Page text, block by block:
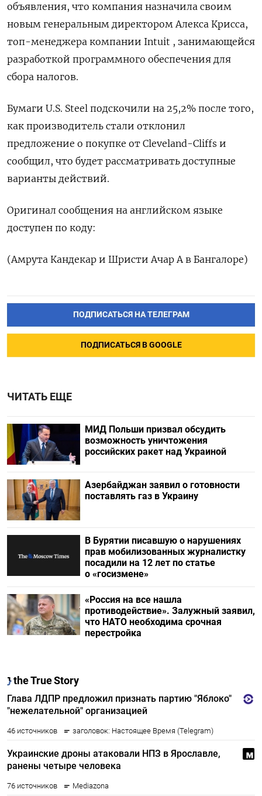
объявления, что компания назначила своим
новым генеральным директором Алекса Крисса,
топ-менеджера компании Intuit , занимающейся
разработкой программного обеспечения для
сбора налогов.
Бумаги U.S. Steel подскочили на 25,2% после того,
как производитель стали отклонил
предложение о покупке от Cleveland-Cliffs и
сообщил, что будет рассматривать доступные
варианты действий.
Оригинал сообщения на английском языке
доступен по коду:
(Амрута Кандекар и Шристи Ачар A в Бангалоре)
ПОДПИСАТЬСЯ НА ТЕЛЕГРАМ
ПОДПИСАТЬСЯ В GOOGLE
ЧИТАТЬ ЕЩЕ
МИД Польши призвал обсудить
возможность уничтожения
российских ракет над Украиной
Азербайджан заявил о готовности
поставлять газ в Украину
В Бурятии писавшую о нарушениях
прав мобилизованных журналистку
посадили на 12 лет по статье
о «госизмене»
«Россия на все нашла
противодействие». Залужный заявил,
что НАТО необходима срочная
перестройка